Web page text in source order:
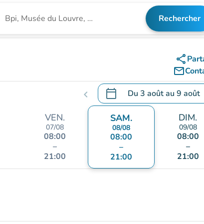
Rechercher un établissement Rechercher
share
mail_outline
chevron_left calendar_today Du 3 aoûtau 9 août
.Ouvrir le calendrier pour
VEN.
07/08
08:00
–
21:00
SAM.
08/08
08:00
–
21:00
DIM.
09/08
08:00
–
21:00